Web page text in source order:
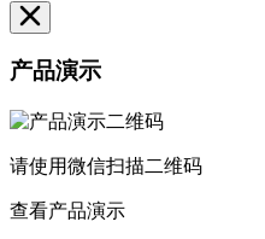
产品演示
请使用微信扫描二维码
查看产品演示